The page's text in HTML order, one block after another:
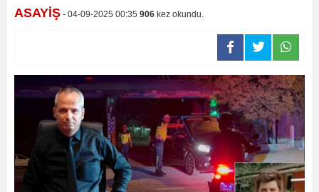
ASAYİŞ - 04-09-2025 00:35 906 kez okundu.